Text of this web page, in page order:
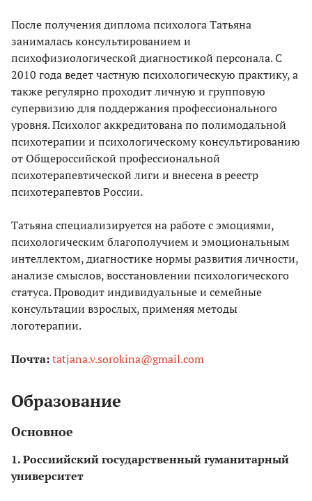
После получения диплома психолога Татьяна
занималась консультированием и
психофизиологической диагностикой персонала. С
2010 года ведет частную психологическую практику, а
также регулярно проходит личную и групповую
супервизию для поддержания профессионального
уровня. Психолог аккредитована по полимодальной
психотерапии и психологическому консультированию
от Общероссийской профессиональной
психотерапевтической лиги и внесена в реестр
психотерапевтов России.
Татьяна специализируется на работе с эмоциями,
психологическим благополучием и эмоциональным
интеллектом, диагностике нормы развития личности,
анализе смыслов, восстановлении психологического
статуса. Проводит индивидуальные и семейные
консультации взрослых, применяя методы
логотерапии.
Почта:tatjana.v.sorokina@gmail.com
Образование
Основное
1. Россиийский государственный гуманитарный
университет